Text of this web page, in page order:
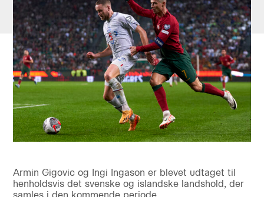
Armin Gigovic og Ingi Ingason er blevet udtaget til
henholdsvis det svenske og islandske landshold, der